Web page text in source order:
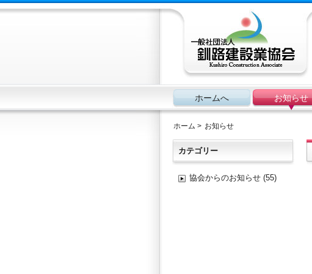
ホームへ お知らせ
ホーム > お知らせ
カテゴリー
協会からのお知らせ (55)